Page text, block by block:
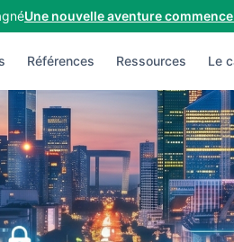
Une nouvelle aventure
Références Ressources Le